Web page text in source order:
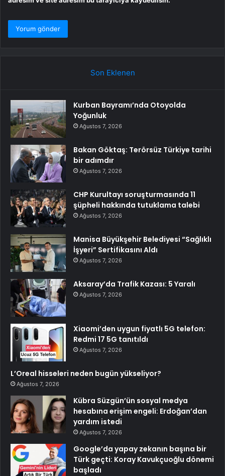
Son Eklenen
Kurban Bayramı’nda Otoyolda
Yoğunluk
Ağustos 7, 2026
Bakan Göktaş: Terörsüz Türkiye tarihi
bir adımdır
Ağustos 7, 2026
CHP Kurultayı soruşturmasında 11
şüpheli hakkında tutuklama talebi
Ağustos 7, 2026
Manisa Büyükşehir Belediyesi “Sağlıklı
İşyeri” Sertifikasını Aldı
Ağustos 7, 2026
Aksaray’da Trafik Kazası: 5 Yaralı
Ağustos 7, 2026
Xiaomi’den uygun fiyatlı 5G telefon:
Redmi 17 5G tanıtıldı
Ağustos 7, 2026
L’Oreal hisseleri neden bugün yükseliyor?
Ağustos 7, 2026
Kübra Süzgün’ün sosyal medya
hesabına erişim engeli: Erdoğan’dan
yardım istedi
Ağustos 7, 2026
Google’da yapay zekanın başına bir
Türk geçti: Koray Kavukçuoğlu dönemi
başladı